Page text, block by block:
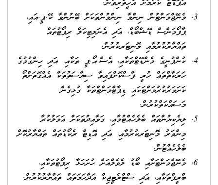
އަޕްޑޭޓް ކުރުމަށް އެހީތެރިވުން.
މެނޭޖްމަންޓުން ނިންމާ ނިންމުންތަކަށް ބޭނުންވާ ކޭ.ޕީ.އައި،
ޕާފޯމަންސް ޑޭޝްބޯޑް، އަދި އެނަލިޓިކަލް ރިޕޯޓުތައް
ތައްޔާރުކުރުމާއި މޮނިޓަރކުރުން.
ކުންފުނީގެ މެންޑޭޓްތަކާއި، އެސް.އޯ.ޕީ ތަކާއި، އަދި ހިންގުމުގެ
ހަރަކާތްތައް ހުރީ ފާސްކޮށްފައިވާ ސިޔާސަތުތަކާ އެއްގޮތަށްތޯ
ކަށަވަރުކުރުމަށްޓަކައި ޑިޕާޓްމަންޓްތަކާ ގުޅިގެން
މަސައްކަތްކުރުން.
ލިޔެކިޔުންތައް ބެލެހެއްޓުމާއި، ގަވާއިދުތަކަށް އަމަލުކުރާ
މިންވަރު މޮނިޓަރކުރުމާއި، އަދި އޮޑިޓް ރެކޯޑުތައް ތައްޔާރުކޮށް
ބެލެހެއްޓުން.
މެނޭޖްމަންޓަށާއި ބޯޑު ލެވެލްއަށް ހުށަހަޅާ ރިޕޯޓުތަކާއި،
ބްރީފްތަކާއި، އަދި ސްޓްރެޓީޖިކް އަދާހަމަތައް ތައްޔާރުކުރުން.